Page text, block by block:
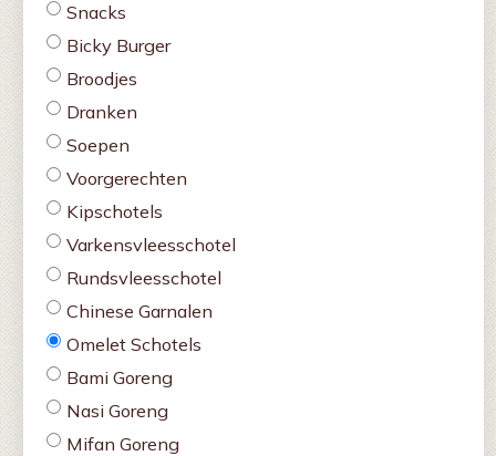
Snacks
Bicky Burger
Broodjes
Dranken
Soepen
Voorgerechten
Kipschotels
Varkensvleesschotel
Rundsvleesschotel
Chinese Garnalen
Omelet Schotels
Bami Goreng
Nasi Goreng
Mifan Goreng